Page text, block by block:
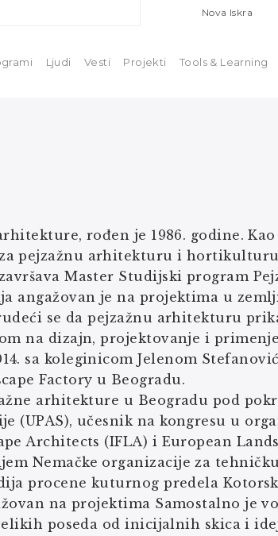
Nova Iskra
Ljudi Vesti Projekti Tools & Learning
rođen je 1986. godine.
pejzažnu arhitekturu i hortikulturu
Master Studijski program
angažovan je na projektima u
se da pejzažnu arhitekturu
na dizajn, projektovanje i
sa koleginicom Jelenom
Factory u Beogradu.
arhitekture u Beogradu pod
(UPAS), učesnik na kongresu u
Architects (IFLA) i European
Nemačke organizacije za
procene kuturnog predela
na projektima Samostalno je
poseda od inicijalnih skica i